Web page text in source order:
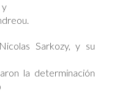
y
Sarkozy, y su
la determinación